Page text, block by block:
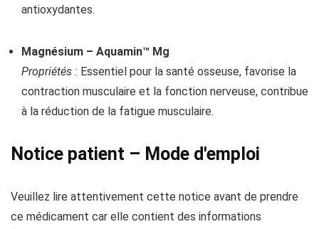
antioxydantes.
Magnésium – Aquamin™ Mg
Propriétés : Essentiel pour la santé osseuse, favorise la
contraction musculaire et la fonction nerveuse, contribue
à la réduction de la fatigue musculaire.
Notice patient – Mode d'emploi
Veuillez lire attentivement cette notice avant de prendre
ce médicament car elle contient des informations